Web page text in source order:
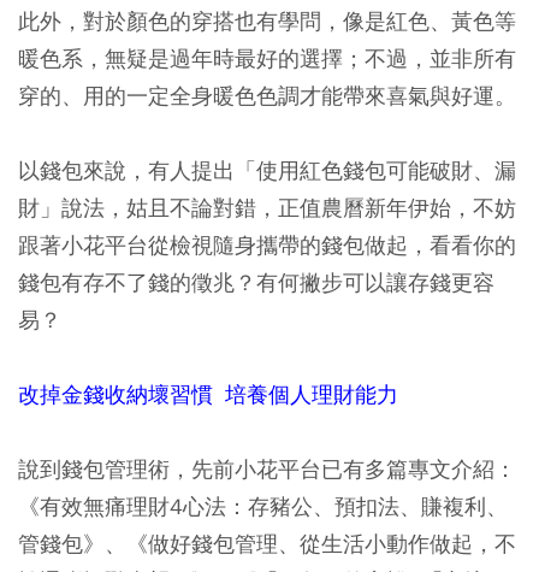
此外，對於顏色的穿搭也有學問，像是紅色、黃色等
暖色系，無疑是過年時最好的選擇；不過，並非所有
穿的、用的一定全身暖色色調才能帶來喜氣與好運。
以錢包來說，有人提出「使用紅色錢包可能破財、漏
財」說法，姑且不論對錯，正值農曆新年伊始，不妨
跟著小花平台從檢視隨身攜帶的錢包做起，看看你的
錢包有存不了錢的徵兆？有何撇步可以讓存錢更容
易？
改掉金錢收納壞習慣 培養個人理財能力
說到錢包管理術，先前小花平台已有多篇專文介紹：
《有效無痛理財4心法：存豬公、預扣法、賺複利、
管錢包》、《做好錢包管理、從生活小動作做起，不